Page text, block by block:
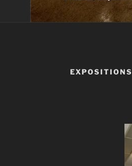
EXPOSITIONS